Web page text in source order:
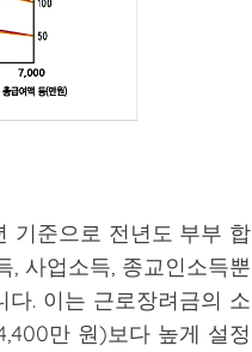
기준으로 전년도 부부 합
, 사업소득, 종교인소득뿐
. 이는 근로장려금의 소
만 원)보다 높게 설정